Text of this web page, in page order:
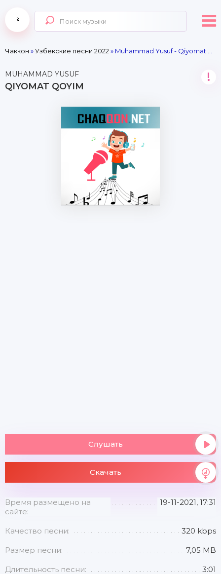
Чаккон »Узбекские песни 2022 » Muhammad Yusuf - Qiyomat qoyim
MUHAMMAD YUSUF
QIYOMAT QOYIM
!
Слушать
Скачать
Время размещено на
сайте:
19-11-2021, 17:31
Качество песни: 320 kbps
Размер песни: 7,05 MB
Длительность песни: 3:01